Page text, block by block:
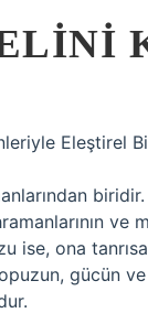
Eleştirel
ise, ona
gücün